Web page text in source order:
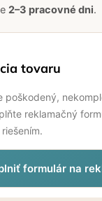
2–3 pracovné dni.
tovaru
poškodený,
reklamačný
formulár na